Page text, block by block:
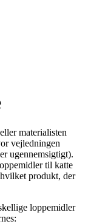
materialisten
vejledningen
ugennemsigtigt).
til katte
produkt, der
loppemidler